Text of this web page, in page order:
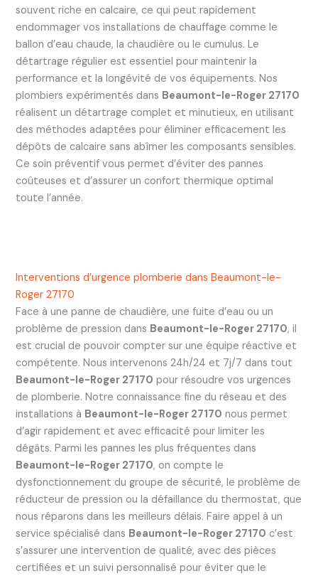
souvent riche en calcaire, ce qui peut rapidement
endommager vos installations de chauffage comme le
ballon d’eau chaude, la chaudière ou le cumulus. Le
détartrage régulier est essentiel pour maintenir la
performance et la longévité de vos équipements. Nos
plombiers expérimentés dans Beaumont-le-Roger 27170
réalisent un détartrage complet et minutieux, en utilisant
des méthodes adaptées pour éliminer efficacement les
dépôts de calcaire sans abîmer les composants sensibles.
Ce soin préventif vous permet d’éviter des pannes
coûteuses et d’assurer un confort thermique optimal
toute l’année.
Interventions d’urgence plomberie dans Beaumont-le-
Roger 27170
Face à une panne de chaudière, une fuite d’eau ou un
problème de pression dans Beaumont-le-Roger 27170, il
est crucial de pouvoir compter sur une équipe réactive et
compétente. Nous intervenons 24h/24 et 7j/7 dans tout
Beaumont-le-Roger 27170 pour résoudre vos urgences
de plomberie. Notre connaissance fine du réseau et des
installations à Beaumont-le-Roger 27170 nous permet
d’agir rapidement et avec efficacité pour limiter les
dégâts. Parmi les pannes les plus fréquentes dans
Beaumont-le-Roger 27170, on compte le
dysfonctionnement du groupe de sécurité, le problème de
réducteur de pression ou la défaillance du thermostat, que
nous réparons dans les meilleurs délais. Faire appel à un
service spécialisé dans Beaumont-le-Roger 27170 c’est
s’assurer une intervention de qualité, avec des pièces
certifiées et un suivi personnalisé pour éviter que le